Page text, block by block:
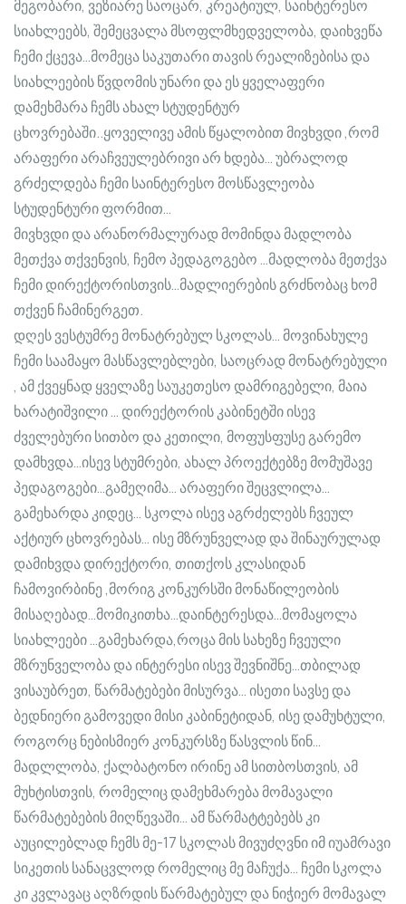
მეგობარი, ვეზიარე საოცარ, კრეატიულ, საინტერესო
სიახლეებს, შემეცვალა მსოფლმხედველობა, დაიხვეწა
ჩემი ქცევა…მომეცა საკუთარი თავის რეალიზებისა და
სიახლეების წვდომის უნარი და ეს ყველაფერი
დამეხმარა ჩემს ახალ სტუდენტურ
ცხოვრებაში..ყოველივე ამის წყალობით მივხვდი ,რომ
არაფერი არაჩვეულებრივი არ ხდება… უბრალოდ
გრძელდება ჩემი საინტერესო მოსწავლეობა
სტუდენტური ფორმით…
მივხვდი და არანორმალურად მომინდა მადლობა
მეთქვა თქვენვის, ჩემო პედაგოგებო …მადლობა მეთქვა
ჩემი დირექტორისთვის…მადლიერების გრძნობაც ხომ
თქვენ ჩამინერგეთ.
დღეს ვესტუმრე მონატრებულ სკოლას… მოვინახულე
ჩემი საამაყო მასწავლებლები, საოცრად მონატრებული
, ამ ქვეყნად ყველაზე საუკეთესო დამრიგებელი, მაია
ხარატიშვილი … დირექტორის კაბინეტში ისევ
ძველებური სითბო და კეთილი, მოფუსფუსე გარემო
დამხვდა…ისევ სტუმრები, ახალ პროექტებზე მომუშავე
პედაგოგები…გამეღიმა… არაფერი შეცვლილა…
გამეხარდა კიდეც… სკოლა ისევ აგრძელებს ჩვეულ
აქტიურ ცხოვრებას… ისე მზრუნველად და შინაურულად
დამიხვდა დირექტორი, თითქოს კლასიდან
ჩამოვირბინე ,მორიგ კონკურსში მონაწილეობის
მისაღებად…მომიკითხა…დაინტერესდა…მომაყოლა
სიახლეები …გამეხარდა,როცა მის სახეზე ჩვეული
მზრუნველობა და ინტერესი ისევ შევნიშნე…თბილად
ვისაუბრეთ, წარმატებები მისურვა… ისეთი სავსე და
ბედნიერი გამოვედი მისი კაბინეტიდან, ისე დამუხტული,
როგორც ნებისმიერ კონკურსზე წასვლის წინ…
მადლლობა, ქალბატონო ირინე ამ სითბოსთვის, ამ
მუხტისთვის, რომელიც დამეხმარება მომავალი
წარმატებების მიღწევაში… ამ წარმატტებებს კი
აუცილებლად ჩემს მე-17 სკოლას მივუძღვნი იმ იუამრავი
სიკეთის სანაცვლოდ რომელიც მე მაჩუქა… ჩემი სკოლა
კი კვლავაც აღზრდის წარმატებულ და ნიჭიერ მომავალ